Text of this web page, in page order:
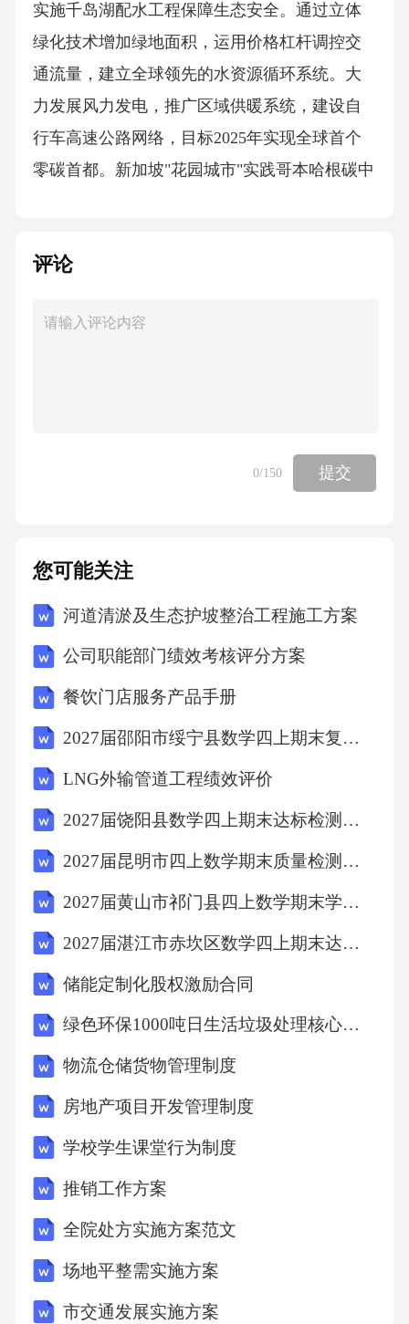
实施千岛湖配水工程保障生态安全。通过立体
绿化技术增加绿地面积，运用价格杠杆调控交
通流量，建立全球领先的水资源循环系统。大
力发展风力发电，推广区域供暖系统，建设自
行车高速公路网络，目标2025年实现全球首个
零碳首都。新加坡"花园城市"实践哥本哈根碳中
治理，将环境考量纳入城市规划、建设、管理
发应用，探索生态产品价值实现机制，建立市
系，建立领导干部自然资源资产离任审计制
度，强化环境执法司法联动。03美丽城市的内
水体比例≥80%，确保居民呼吸健康、饮水安
全，如桂林市通过漓江保护实现水质持续改
善。建成区绿化覆盖率≥40%，人均公园绿地面
间，如北京“十四五”期间绿视率达26.98%。垃
圾分类覆盖率≥90%，噪声污染投诉率年降幅≥
5%，解决油烟、扬尘等突出环境问题，如广州
市通过“政银企”合作融资治理项目。绿色空间均
市规划，建设城市湿地、生态公园等栖息地，
如深圳市通过红树林修复提升物种丰富度。防
洪排涝设施覆盖率100%，应急避难场所人均面
积≥1.5㎡，如沿海城市通过“美丽海湾”建设增强
抗灾能力。美丽城市需实现人与自然和谐共
生，通过生态保护与低碳发展提升居民生活品
质，打造安全、健康、可持续的居住环境。生
物多样性保护星级绿色建筑占比≥30%，公共交
如山东省投入1.2亿元支持低碳改造。低碳基础
设施城市韧性提升生态宜居的特征文化底蕴的
体现保护历史街区与文化遗产，如苏州古城改
造中保留传统建筑风貌，同时植入现代公共艺
术装置。发展特色文旅产业，依托非遗、民俗
打造城市IP，如西安“大唐不夜城”带动文化消
评论
0/150 提交
您可能关注
河道清淤及生态护坡整治工程施工方案
公司职能部门绩效考核评分方案
餐饮门店服务产品手册
2027届邵阳市绥宁县数学四上期末复习检测模拟试题含解析
LNG外输管道工程绩效评价
2027届饶阳县数学四上期末达标检测试题含解析
2027届昆明市四上数学期末质量检测试题含解析
2027届黄山市祁门县四上数学期末学业水平测试试题含解析
2027届湛江市赤坎区数学四上期末达标检测模拟试题含解析
储能定制化股权激励合同
绿色环保1000吨日生活垃圾处理核心技术建设形态可行性研究报告
物流仓储货物管理制度
房地产项目开发管理制度
学校学生课堂行为制度
推销工作方案
全院处方实施方案范文
场地平整需实施方案
市交通发展实施方案